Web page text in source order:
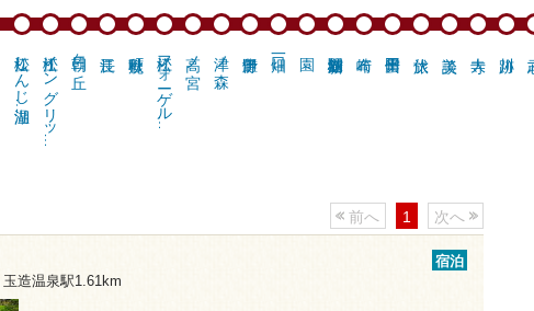
松江しんじ湖温…松江イングリッ… 朝日ヶ丘 松江フォーゲル… 高ノ宮 津ノ森
前へ 1 次へ
玉造温泉駅1.61km
宿泊